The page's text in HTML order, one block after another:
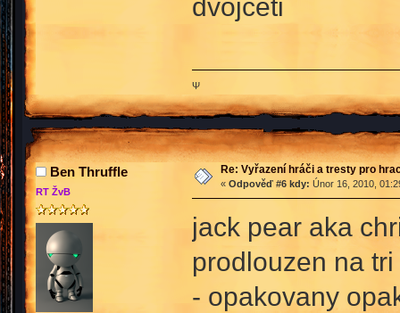
dvojceti
Ψ
Ben Thruffle
RT ŽvB
Re: Vyřazení hráči a tresty pro
« Odpověď #6 kdy: Únor 16, 2010,
jack pear aka
prodlouzen na
- opakovany